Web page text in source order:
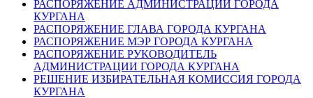
РАСПОРЯЖЕНИЕ АДМИНИСТРАЦИИ ГОРОДА
КУРГАНА
РАСПОРЯЖЕНИЕ ГЛАВА ГОРОДА КУРГАНА
РАСПОРЯЖЕНИЕ МЭР ГОРОДА КУРГАНА
РАСПОРЯЖЕНИЕ РУКОВОДИТЕЛЬ
АДМИНИСТРАЦИИ ГОРОДА КУРГАНА
РЕШЕНИЕ ИЗБИРАТЕЛЬНАЯ КОМИССИЯ ГОРОДА
КУРГАНА